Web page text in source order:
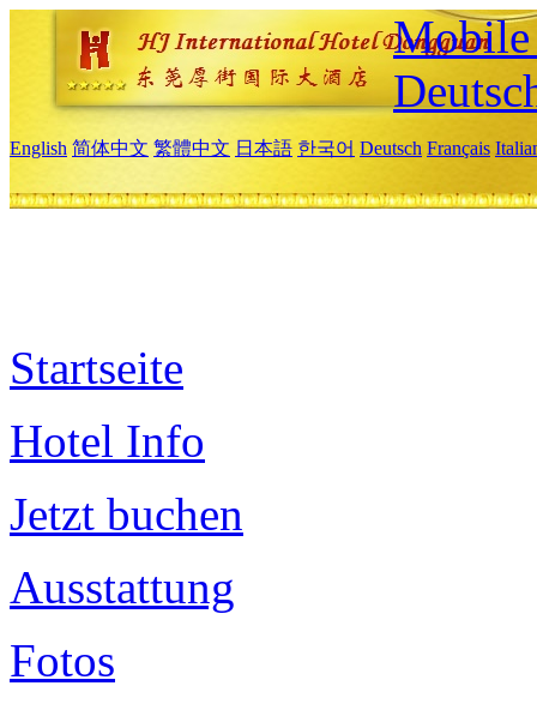
Mobile
English 简体中文 繁體中文 日本語 한국어 Deutsch Français
Startseite
Hotel Info
Jetzt buchen
Ausstattung
Fotos